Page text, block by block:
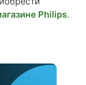
Philips.